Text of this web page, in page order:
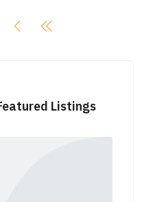
Featured Listings